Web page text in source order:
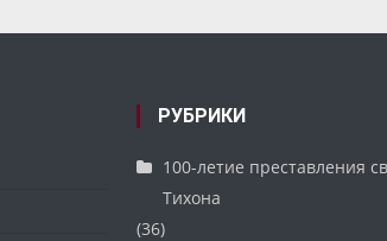
РУБРИКИ
100-летие преставления
Тихона
(36)